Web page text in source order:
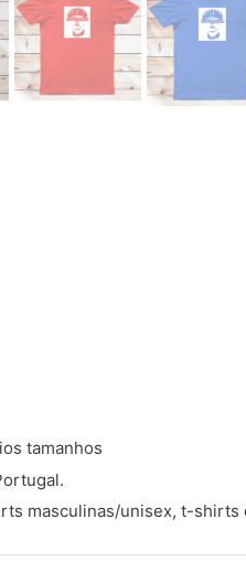
tamanhos
masculinas/unisex, t-shirts